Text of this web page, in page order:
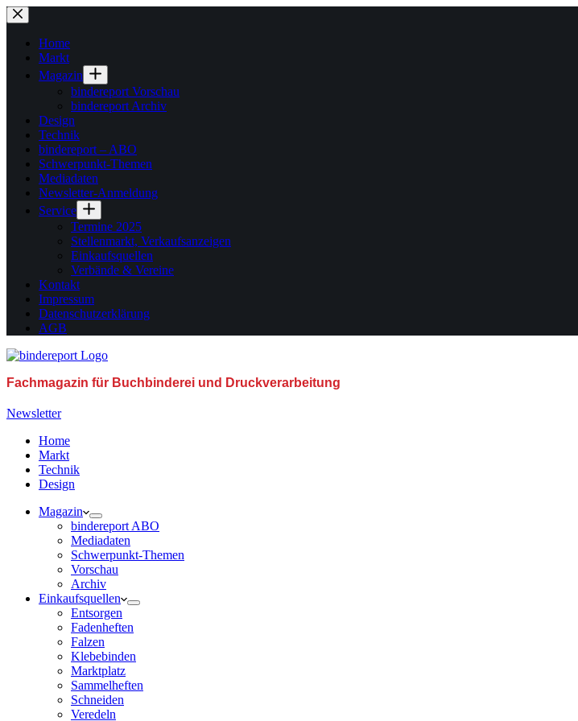
Zum
Inhalt
springenHome
Markt
Magazin
bindereport Vorschau
bindereport Archiv
Design
Technik
bindereport – ABO
Schwerpunkt-Themen
Mediadaten
Newsletter-Anmeldung
Service
Termine 2025
Stellenmarkt, Verkaufsanzeigen
Einkaufsquellen
Verbände & Vereine
Kontakt
Impressum
Datenschutzerklärung
AGB
Fachmagazin für Buchbinderei und Druckverarbeitung
Newsletter
Home
Markt
Technik
Design
Magazin
bindereport ABO
Mediadaten
Schwerpunkt-Themen
Vorschau
Archiv
Einkaufsquellen
Entsorgen
Fadenheften
Falzen
Klebebinden
Marktplatz
Sammelheften
Schneiden
Veredeln